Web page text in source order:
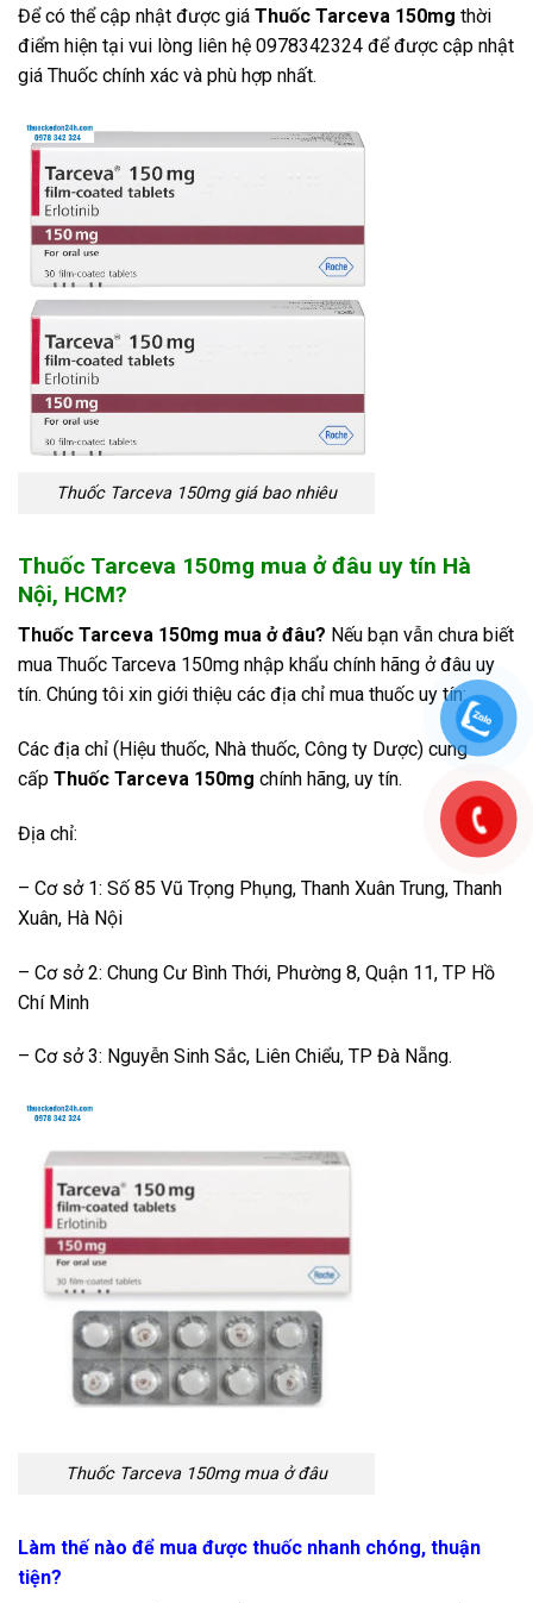
Để có thể cập nhật được giá Thuốc Tarceva 150mg thời
điểm hiện tại vui lòng liên hệ 0978342324 để được cập nhật
giá Thuốc chính xác và phù hợp nhất.
Thuốc Tarceva 150mg giá bao nhiêu
Thuốc Tarceva 150mg mua ở đâu uy tín Hà
Nội, HCM?
Thuốc Tarceva 150mg mua ở đâu? Nếu bạn vẫn chưa biết
mua Thuốc Tarceva 150mg nhập khẩu chính hãng ở đâu uy
tín. Chúng tôi xin giới thiệu các địa chỉ mua thuốc uy tín:
Các địa chỉ (Hiệu thuốc, Nhà thuốc, Công ty Dược) cung
cấp Thuốc Tarceva 150mg chính hãng, uy tín.
Địa chỉ:
– Cơ sở 1: Số 85 Vũ Trọng Phụng, Thanh Xuân Trung, Thanh
Xuân, Hà Nội
– Cơ sở 2: Chung Cư Bình Thới, Phường 8, Quận 11, TP Hồ
Chí Minh
– Cơ sở 3: Nguyễn Sinh Sắc, Liên Chiểu, TP Đà Nẵng.
Thuốc Tarceva 150mg mua ở đâu
Làm thế nào để mua được thuốc nhanh chóng, thuận
tiện?